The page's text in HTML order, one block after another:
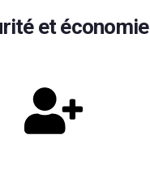
et économie